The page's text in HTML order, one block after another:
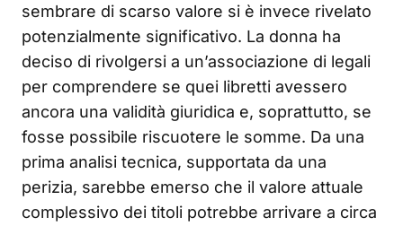
sembrare di scarso valore si è invece rivelato
potenzialmente significativo. La donna ha
deciso di rivolgersi a un’associazione di legali
per comprendere se quei libretti avessero
ancora una validità giuridica e, soprattutto, se
fosse possibile riscuotere le somme. Da una
prima analisi tecnica, supportata da una
perizia, sarebbe emerso che il valore attuale
complessivo dei titoli potrebbe arrivare a circa